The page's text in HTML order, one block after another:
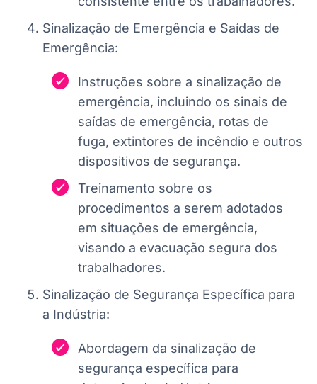
Sinalização de Emergência e Saídas de
Emergência:
Instruções sobre a sinalização de
emergência, incluindo os sinais de
saídas de emergência, rotas de
fuga, extintores de incêndio e outros
dispositivos de segurança.
Treinamento sobre os
procedimentos a serem adotados
em situações de emergência,
visando a evacuação segura dos
trabalhadores.
Sinalização de Segurança Específica para
a Indústria:
Abordagem da sinalização de
segurança específica para